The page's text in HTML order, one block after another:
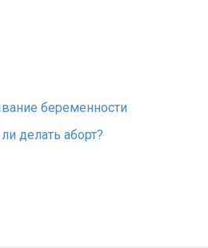
беременности
делать аборт?